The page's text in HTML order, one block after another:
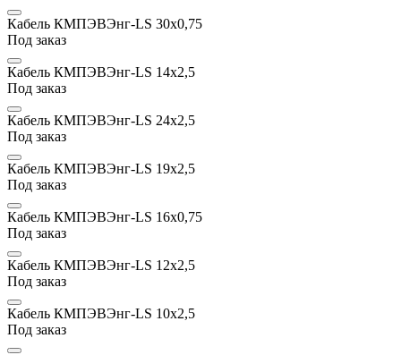
Кабель КМПЭВЭнг-LS 30x0,75
Под заказ
Кабель КМПЭВЭнг-LS 14х2,5
Под заказ
Кабель КМПЭВЭнг-LS 24х2,5
Под заказ
Кабель КМПЭВЭнг-LS 19х2,5
Под заказ
Кабель КМПЭВЭнг-LS 16x0,75
Под заказ
Кабель КМПЭВЭнг-LS 12х2,5
Под заказ
Кабель КМПЭВЭнг-LS 10х2,5
Под заказ